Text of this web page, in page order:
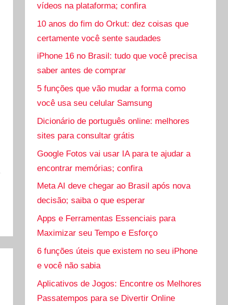
vídeos na plataforma; confira
10 anos do fim do Orkut: dez coisas que
certamente você sente saudades
iPhone 16 no Brasil: tudo que você precisa
saber antes de comprar
5 funções que vão mudar a forma como
você usa seu celular Samsung
Dicionário de português online: melhores
sites para consultar grátis
Google Fotos vai usar IA para te ajudar a
encontrar memórias; confira
Meta AI deve chegar ao Brasil após nova
decisão; saiba o que esperar
Apps e Ferramentas Essenciais para
Maximizar seu Tempo e Esforço
6 funções úteis que existem no seu iPhone
e você não sabia
Aplicativos de Jogos: Encontre os Melhores
Passatempos para se Divertir Online